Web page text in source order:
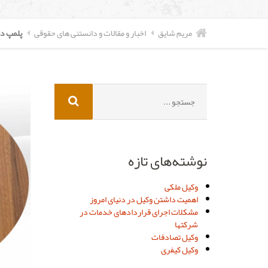
مریم شایق اخبار و مقالات و دانستنی های حقوقی پلمپ
برای:
نوشته‌های تازه
وکیل ملکی
اهمیت داشتن وکیل در دنیای امروز
مشکلات اجرای قراردادهای خدمات در
شرکتها
وکیل تصادفات
وکیل کیفری